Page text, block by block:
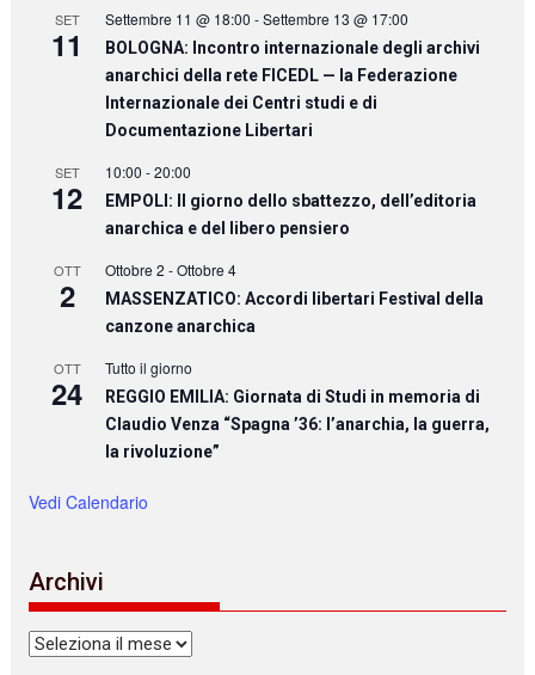
SET
11
Settembre 11 @ 18:00 -Settembre 13 @ 17:00
BOLOGNA: Incontro internazionale degli archivi
anarchici della rete FICEDL — la Federazione
Internazionale dei Centri studi e di
Documentazione Libertari
SET
12
10:00 -20:00
EMPOLI: Il giorno dello sbattezzo, dell’editoria
anarchica e del libero pensiero
OTT
2
Ottobre 2 -Ottobre 4
MASSENZATICO: Accordi libertari Festival della
canzone anarchica
OTT
24
Tutto il giorno
REGGIO EMILIA: Giornata di Studi in memoria di
Claudio Venza “Spagna ’36: l’anarchia, la guerra,
la rivoluzione”
Vedi Calendario
Archivi
Archivi